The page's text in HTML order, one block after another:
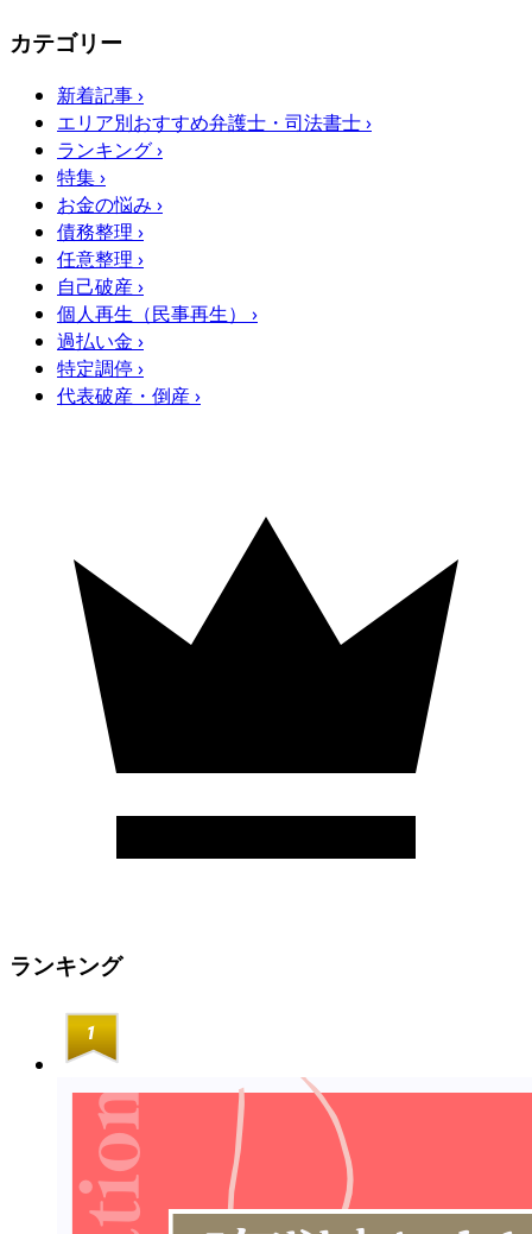
カテゴリー
新着記事›
エリア別おすすめ弁護士・司法書士›
ランキング›
特集›
お金の悩み ›
債務整理 ›
任意整理 ›
自己破産›
個人再生（民事再生）
›
過払い金 ›
特定調停›
代表破産・倒産›
ランキング